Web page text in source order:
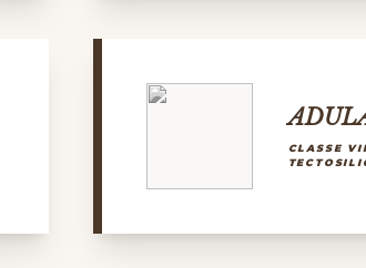
CLASSE